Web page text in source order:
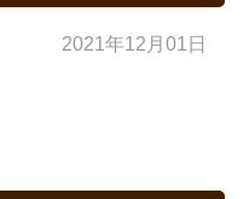
2021年12月01日